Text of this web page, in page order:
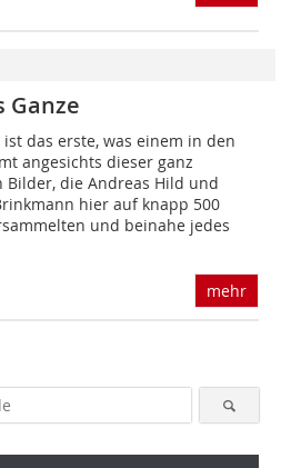
Ganze
ist das erste, was einem in den
angesichts dieser ganz
Bilder, die Andreas Hild und
hier auf knapp 500
und beinahe jedes
mehr